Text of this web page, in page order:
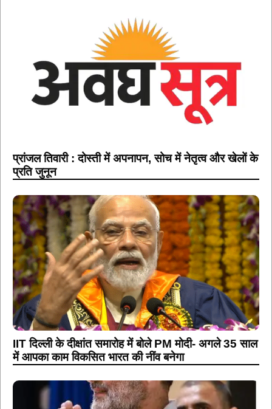
प्रांजल तिवारी : दोस्ती में अपनापन, सोच में नेतृत्व और खेलों के
प्रति जुनून
IIT दिल्ली के दीक्षांत समारोह में बोले PM मोदी- अगले 35 साल
में आपका काम विकसित भारत की नींव बनेगा